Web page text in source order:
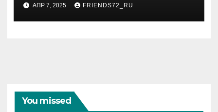
АПР 7, 2025 FRIENDS72_RU
You missed